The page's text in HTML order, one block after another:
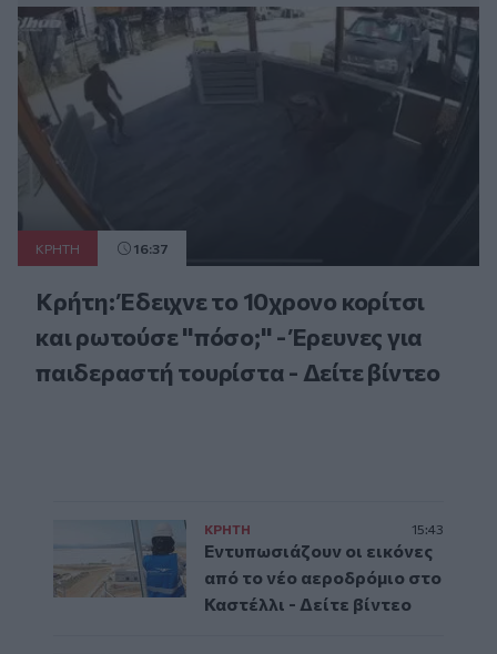
ΚΡΗΤΗ 16:37
Κρήτη: Έδειχνε το 10χρονο κορίτσι
και ρωτούσε "πόσο;" - Έρευνες για
παιδεραστή τουρίστα - Δείτε βίντεο
ΚΡΗΤΗ 15:43
Εντυπωσιάζουν οι εικόνες
από το νέο αεροδρόμιο στο
Καστέλλι - Δείτε βίντεο